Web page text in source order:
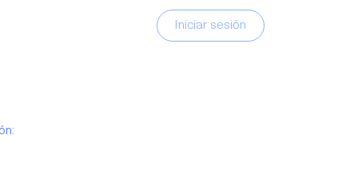
Iniciar sesión